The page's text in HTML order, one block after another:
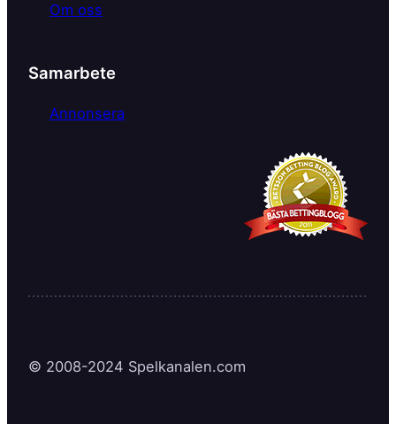
Om oss
Samarbete
Annonsera
© 2008-2024 Spelkanalen.com